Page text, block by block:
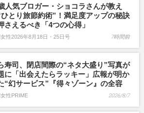
人気ブロガー・ショコラさんが教え
ひとり旅節約術”！満足度アップの秘訣
さえるべき「4つの心得」
性2026年8月18日・25日号 7時間前
寿司、閉店間際の“ネタ大盛り”写真が
に「出会えたらラッキー」広報が明か
“幻サービス”『得々ゾーン』の全容
性PRIME 2026/8/7